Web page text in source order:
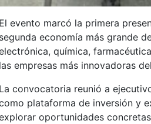
El evento marcó la primera
segunda economía más grande
química,
las empresas más innovadoras
La convocatoria reunió a
plataforma de inversión y
oportunidades